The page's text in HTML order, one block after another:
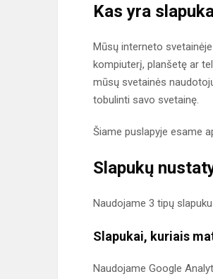
Kas yra
Mūsų interneto
kompiuterį, planšetę ar
mūsų svetainės
tobulinti savo svetainę.
Šiame puslapyje esame
Slapukų
Naudojame 3 tipų
Slapukai, kuriais
Naudojame Google